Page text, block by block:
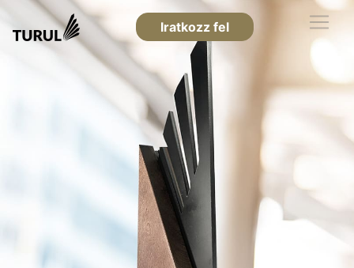
Iratkozz fel